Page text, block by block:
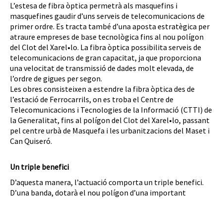
L’estesa de fibra òptica permetrà als masquefins i
masquefines gaudir d’uns serveis de telecomunicacions de
primer ordre. Es tracta també d’una aposta estratègica per
atraure empreses de base tecnològica fins al nou polígon
del Clot del Xarel•lo. La fibra òptica possibilita serveis de
telecomunicacions de gran capacitat, ja que proporciona
una velocitat de transmissió de dades molt elevada, de
l’ordre de gigues per segon.
Les obres consisteixen a estendre la fibra òptica des de
l’estació de Ferrocarrils, on es troba el Centre de
Telecomunicacions i Tecnologies de la Informació (CTTI) de
la Generalitat, fins al polígon del Clot del Xarel•lo, passant
pel centre urbà de Masquefa i les urbanitzacions del Maset i
Can Quiseró.
Un triple benefici
D’aquesta manera, l’actuació comporta un triple benefici.
D’una banda, dotarà el nou polígon d’una important